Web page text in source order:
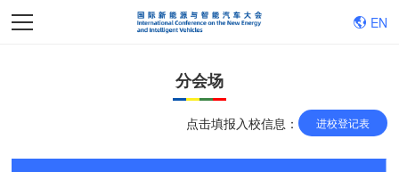
EN
分会场
点击填报入校信息： 进校登记表